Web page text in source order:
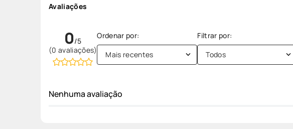
Avaliações
0
(0 avaliações) Mais recentes Todos
Nenhuma avaliação